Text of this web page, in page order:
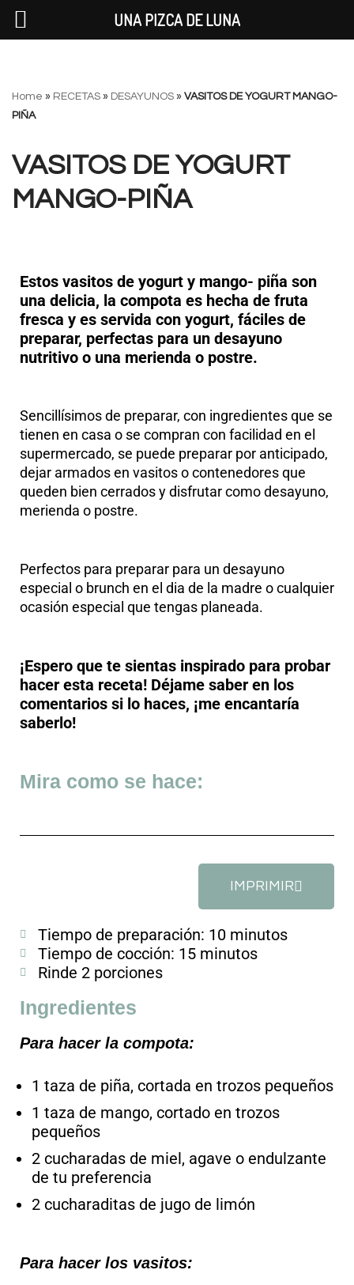
al
contenido
Home » RECETAS » DESAYUNOS » VASITOS DE YOGURT MANGO-
PIÑA
VASITOS DE YOGURT
MANGO-PIÑA
Estos vasitos de yogurt y mango- piña son
una delicia, la compota es hecha de fruta
fresca y es servida con yogurt, fáciles de
preparar, perfectas para un desayuno
nutritivo o una merienda o postre.
Sencillísimos de preparar, con ingredientes que se
tienen en casa o se compran con facilidad en el
supermercado, se puede preparar por anticipado,
dejar armados en vasitos o contenedores que
queden bien cerrados y disfrutar como desayuno,
merienda o postre.
Perfectos para preparar para un desayuno
especial o brunch en el dia de la madre o cualquier
ocasión especial que tengas planeada.
¡Espero que te sientas inspirado para probar
hacer esta receta! Déjame saber en los
comentarios si lo haces, ¡me encantaría
saberlo!
Mira como se hace:
IMPRIMIR
Tiempo de preparación: 10 minutos
Tiempo de cocción: 15 minutos
Rinde 2 porciones
Ingredientes
Para hacer la compota:
1 taza de piña, cortada en trozos pequeños
1 taza de mango, cortado en trozos
pequeños
2 cucharadas de miel, agave o endulzante
de tu preferencia
2 cucharaditas de jugo de limón
Para hacer los vasitos:
UNA PIZCA DE LUNA